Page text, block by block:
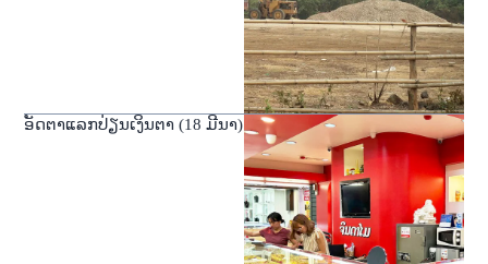
ອັດຕາແລກປ່ຽນເງິນຕາ (18 ມີນາ)